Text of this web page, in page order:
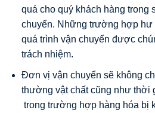
quá cho quý khách hàng trong
chuyển. Những trường hợp hư
quá trình vận chuyển được
trách nhiệm.
Đơn vị vận chuyển sẽ không
thường vật chất cũng như thời
trong trường hợp hàng hóa bị